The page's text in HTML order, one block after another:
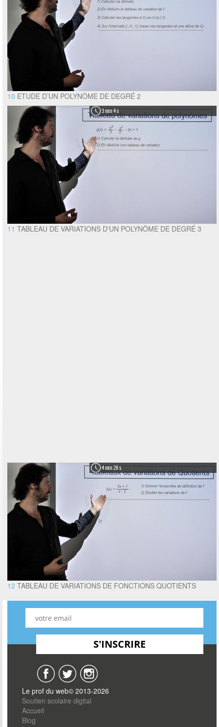
10 ETUDE D’UN POLYNÔME DE DEGRÉ 2
3 min 4 s
11 TABLEAU DE VARIATIONS D'UN POLYNÔME DE DEGRÉ 3
4 min 28 s
12 TABLEAU DE VARIATIONS DE FONCTIONS QUOTIENTS
Le prof du web© 2013-2026
Soutien scolaire digital
Accueil
Blog